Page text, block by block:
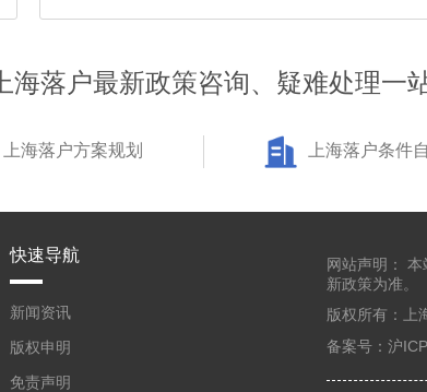
上海落户最新政策咨询、疑难处理一
上海落户方案规划 上海落户条件
快速导航
新闻资讯
版权申明
免责声明
网站声明：
本
新政策为准。
版权所有：
备案号： 沪